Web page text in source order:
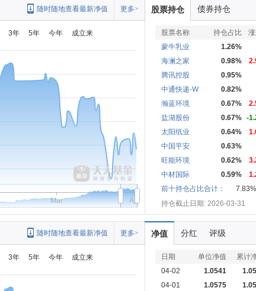
更多>
随时随地查看最新净值
3年 5年 今年 成立来
Mar Apr
股票持仓 债券持仓
股票名称 持仓占比
蒙牛乳业
1.26%
海澜之家
0.98%
腾讯控股
0.95%
中通快递-W
0.82%
瀚蓝环境
0.67%
盐湖股份
0.67% -
太阳纸业
0.64%
中国平安
0.63%
旺能环境
0.62%
中材国际
0.59%
前十持仓占比合计：
7.83%
持仓截止日期: 2026-03-31
更多>
随时随地查看最新净值
3年 5年 今年 成立来
净值 分红 评级
日期 单位净值 累计
04-02
1.0541
04-01
1.0575